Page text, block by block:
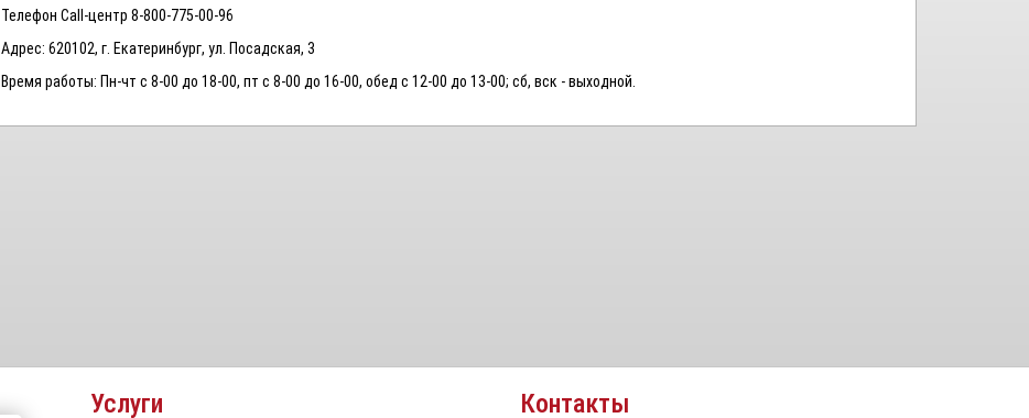
Телефон Call-центр 8-800-775-00-96
Адрес: 620102, г. Екатеринбург, ул. Посадская, 3
Время работы: Пн-чт с 8-00 до 18-00, пт с 8-00 до 16-00, обед с 12-00 до 13-00; сб, вск - выходной.
Услуги Контакты